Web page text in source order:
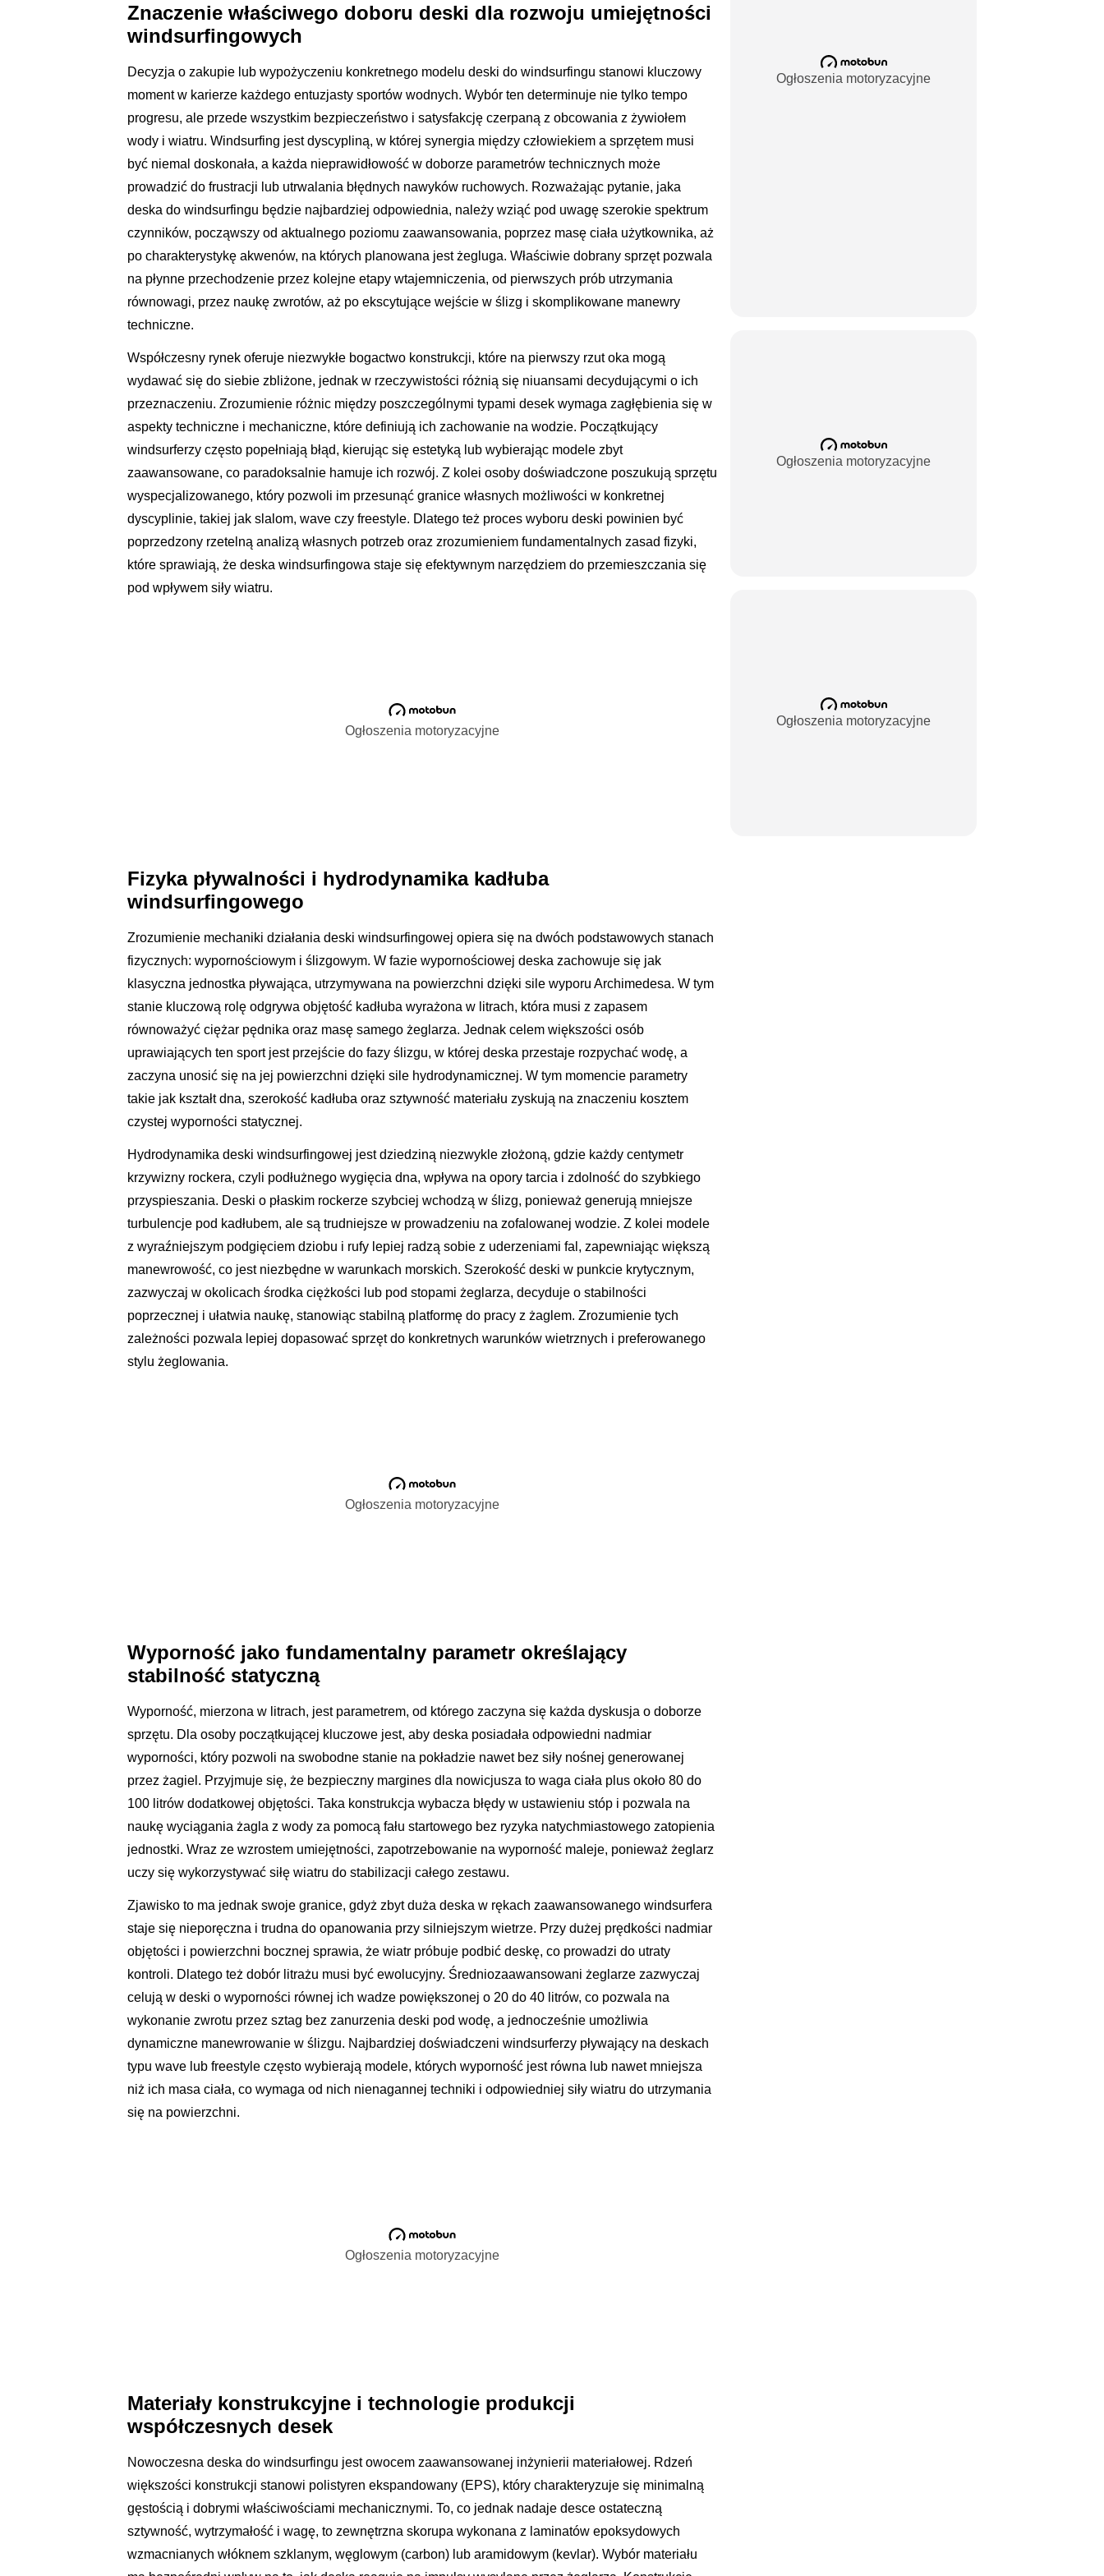
Znaczenie właściwego doboru deski dla rozwoju umiejętności
windsurfingowych
Decyzja o zakupie lub wypożyczeniu konkretnego modelu deski do windsurfingu stanowi kluczowy
moment w karierze każdego entuzjasty sportów wodnych. Wybór ten determinuje nie tylko tempo
progresu, ale przede wszystkim bezpieczeństwo i satysfakcję czerpaną z obcowania z żywiołem
wody i wiatru. Windsurfing jest dyscypliną, w której synergia między człowiekiem a sprzętem musi
być niemal doskonała, a każda nieprawidłowość w doborze parametrów technicznych może
prowadzić do frustracji lub utrwalania błędnych nawyków ruchowych. Rozważając pytanie, jaka
deska do windsurfingu będzie najbardziej odpowiednia, należy wziąć pod uwagę szerokie spektrum
czynników, począwszy od aktualnego poziomu zaawansowania, poprzez masę ciała użytkownika, aż
po charakterystykę akwenów, na których planowana jest żegluga. Właściwie dobrany sprzęt pozwala
na płynne przechodzenie przez kolejne etapy wtajemniczenia, od pierwszych prób utrzymania
równowagi, przez naukę zwrotów, aż po ekscytujące wejście w ślizg i skomplikowane manewry
techniczne.
Współczesny rynek oferuje niezwykłe bogactwo konstrukcji, które na pierwszy rzut oka mogą
wydawać się do siebie zbliżone, jednak w rzeczywistości różnią się niuansami decydującymi o ich
przeznaczeniu. Zrozumienie różnic między poszczególnymi typami desek wymaga zagłębienia się w
aspekty techniczne i mechaniczne, które definiują ich zachowanie na wodzie. Początkujący
windsurferzy często popełniają błąd, kierując się estetyką lub wybierając modele zbyt
zaawansowane, co paradoksalnie hamuje ich rozwój. Z kolei osoby doświadczone poszukują sprzętu
wyspecjalizowanego, który pozwoli im przesunąć granice własnych możliwości w konkretnej
dyscyplinie, takiej jak slalom, wave czy freestyle. Dlatego też proces wyboru deski powinien być
poprzedzony rzetelną analizą własnych potrzeb oraz zrozumieniem fundamentalnych zasad fizyki,
które sprawiają, że deska windsurfingowa staje się efektywnym narzędziem do przemieszczania się
pod wpływem siły wiatru.
Ogłoszenia motoryzacyjne
Fizyka pływalności i hydrodynamika kadłuba
windsurfingowego
Zrozumienie mechaniki działania deski windsurfingowej opiera się na dwóch podstawowych stanach
fizycznych: wypornościowym i ślizgowym. W fazie wypornościowej deska zachowuje się jak
klasyczna jednostka pływająca, utrzymywana na powierzchni dzięki sile wyporu Archimedesa. W tym
stanie kluczową rolę odgrywa objętość kadłuba wyrażona w litrach, która musi z zapasem
równoważyć ciężar pędnika oraz masę samego żeglarza. Jednak celem większości osób
uprawiających ten sport jest przejście do fazy ślizgu, w której deska przestaje rozpychać wodę, a
zaczyna unosić się na jej powierzchni dzięki sile hydrodynamicznej. W tym momencie parametry
takie jak kształt dna, szerokość kadłuba oraz sztywność materiału zyskują na znaczeniu kosztem
czystej wyporności statycznej.
Hydrodynamika deski windsurfingowej jest dziedziną niezwykle złożoną, gdzie każdy centymetr
krzywizny rockera, czyli podłużnego wygięcia dna, wpływa na opory tarcia i zdolność do szybkiego
przyspieszania. Deski o płaskim rockerze szybciej wchodzą w ślizg, ponieważ generują mniejsze
turbulencje pod kadłubem, ale są trudniejsze w prowadzeniu na zofalowanej wodzie. Z kolei modele
z wyraźniejszym podgięciem dziobu i rufy lepiej radzą sobie z uderzeniami fal, zapewniając większą
manewrowość, co jest niezbędne w warunkach morskich. Szerokość deski w punkcie krytycznym,
zazwyczaj w okolicach środka ciężkości lub pod stopami żeglarza, decyduje o stabilności
poprzecznej i ułatwia naukę, stanowiąc stabilną platformę do pracy z żaglem. Zrozumienie tych
zależności pozwala lepiej dopasować sprzęt do konkretnych warunków wietrznych i preferowanego
stylu żeglowania.
Ogłoszenia motoryzacyjne
Wyporność jako fundamentalny parametr określający
stabilność statyczną
Wyporność, mierzona w litrach, jest parametrem, od którego zaczyna się każda dyskusja o doborze
sprzętu. Dla osoby początkującej kluczowe jest, aby deska posiadała odpowiedni nadmiar
wyporności, który pozwoli na swobodne stanie na pokładzie nawet bez siły nośnej generowanej
przez żagiel. Przyjmuje się, że bezpieczny margines dla nowicjusza to waga ciała plus około 80 do
100 litrów dodatkowej objętości. Taka konstrukcja wybacza błędy w ustawieniu stóp i pozwala na
naukę wyciągania żagla z wody za pomocą fału startowego bez ryzyka natychmiastowego zatopienia
jednostki. Wraz ze wzrostem umiejętności, zapotrzebowanie na wyporność maleje, ponieważ żeglarz
uczy się wykorzystywać siłę wiatru do stabilizacji całego zestawu.
Zjawisko to ma jednak swoje granice, gdyż zbyt duża deska w rękach zaawansowanego windsurfera
staje się nieporęczna i trudna do opanowania przy silniejszym wietrze. Przy dużej prędkości nadmiar
objętości i powierzchni bocznej sprawia, że wiatr próbuje podbić deskę, co prowadzi do utraty
kontroli. Dlatego też dobór litrażu musi być ewolucyjny. Średniozaawansowani żeglarze zazwyczaj
celują w deski o wyporności równej ich wadze powiększonej o 20 do 40 litrów, co pozwala na
wykonanie zwrotu przez sztag bez zanurzenia deski pod wodę, a jednocześnie umożliwia
dynamiczne manewrowanie w ślizgu. Najbardziej doświadczeni windsurferzy pływający na deskach
typu wave lub freestyle często wybierają modele, których wyporność jest równa lub nawet mniejsza
niż ich masa ciała, co wymaga od nich nienagannej techniki i odpowiedniej siły wiatru do utrzymania
się na powierzchni.
Ogłoszenia motoryzacyjne
Materiały konstrukcyjne i technologie produkcji
współczesnych desek
Nowoczesna deska do windsurfingu jest owocem zaawansowanej inżynierii materiałowej. Rdzeń
większości konstrukcji stanowi polistyren ekspandowany (EPS), który charakteryzuje się minimalną
gęstością i dobrymi właściwościami mechanicznymi. To, co jednak nadaje desce ostateczną
sztywność, wytrzymałość i wagę, to zewnętrzna skorupa wykonana z laminatów epoksydowych
wzmacnianych włóknem szklanym, węglowym (carbon) lub aramidowym (kevlar). Wybór materiału
Ogłoszenia motoryzacyjne
Ogłoszenia motoryzacyjne
Ogłoszenia motoryzacyjne